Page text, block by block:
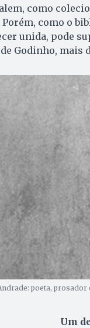
como
como o
unida, pode
Godinho, mais
poeta, prosador
Um